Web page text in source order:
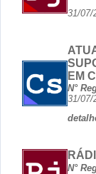
31/
EM
N°
31/
N°